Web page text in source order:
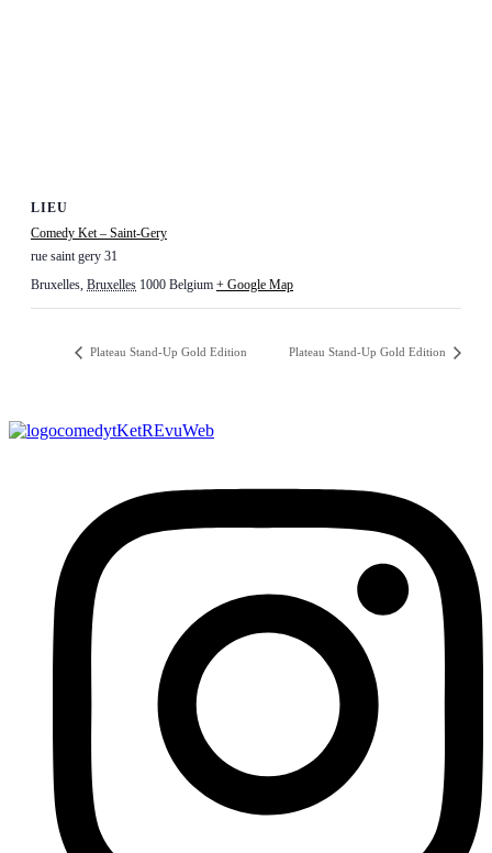
LIEU
Comedy Ket – Saint-Gery
rue saint gery 31
Bruxelles, Bruxelles 1000 Belgium + Google Map
Plateau Stand-Up Gold Edition Plateau Stand-Up Gold Edition